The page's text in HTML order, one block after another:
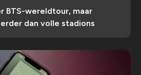
BTS-wereldtour, maar
dan volle stadions